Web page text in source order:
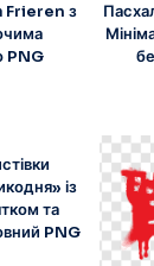
Frieren з
PNG
із
та
PNG